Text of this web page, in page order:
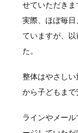
せていただきま
実際、ほぼ毎
ていますが、
た。
整体はやさしい
から子どもまで
ラインやメー